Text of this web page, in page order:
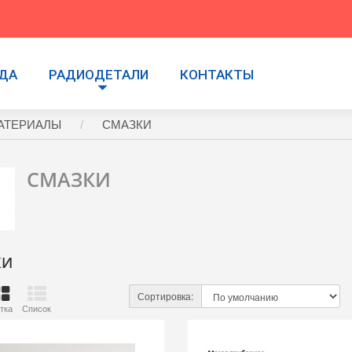
РАДИОДЕТАЛИ КОНТАКТЫ
СМАЗКИ
СМАЗКИ
Список
Сортировка: